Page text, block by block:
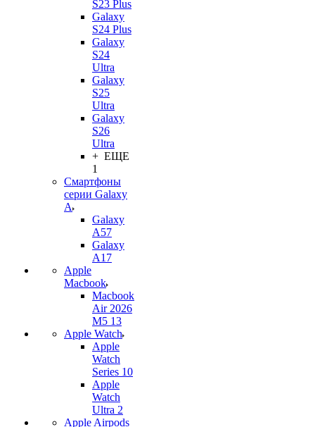
S23 Plus
Galaxy
S24 Plus
Galaxy
S24
Ultra
Galaxy
S25
Ultra
Galaxy
S26
Ultra
+ ЕЩЕ
1
Смартфоны
серии Galaxy
A
Galaxy
A57
Galaxy
A17
Apple
Macbook
Macbook
Air 2026
M5 13
Apple Watch
Apple
Watch
Series 10
Apple
Watch
Ultra 2
Apple Airpods